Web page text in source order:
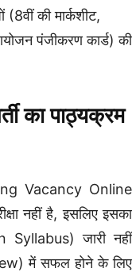
की मार्कशीट,
पंजीकरण कार्ड) की
का पाठ्यक्रम
Vacancy Online
नहीं है, इसलिए इसका
Syllabus) जारी नहीं
में सफल होने के लिए